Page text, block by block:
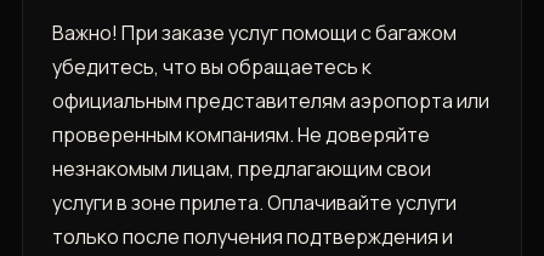
Важно! При заказе услуг помощи с багажом
убедитесь, что вы обращаетесь к
официальным представителям аэропорта или
проверенным компаниям. Не доверяйте
незнакомым лицам, предлагающим свои
услуги в зоне прилета. Оплачивайте услуги
только после получения подтверждения и